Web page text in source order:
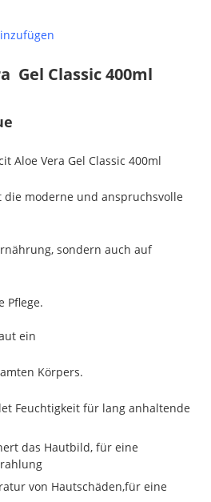
Gel Classic 400ml
Aloe Vera Gel Classic 400ml
moderne und anspruchsvolle
sondern auch auf
Pflege.
ein
Körpers.
Feuchtigkeit für lang anhaltende
das Hautbild, für eine
von Hautschäden,für eine